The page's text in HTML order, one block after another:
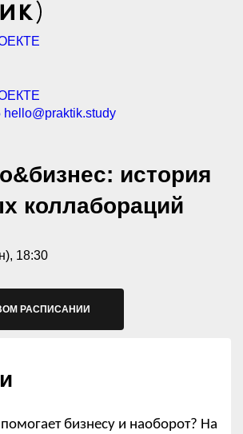
hello@praktik.study
история
коллабораций
18:30
РАСПИСАНИИ
помогает бизнесу и наоборот? На